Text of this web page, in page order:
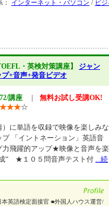
インターネット・パソコン / ビ
・英検対策講座】 ジャン
+音声+発音ビデオ
講座
無料お試し受講OK!
★★★☆
に単語を収録で映像を楽しみな
「イントネーション」英語音
力飛躍的アップ★映像と音声を楽
“ ★１０５問音声テスト付 ...続
英語検定面接官 ■外国人ハウス運営/